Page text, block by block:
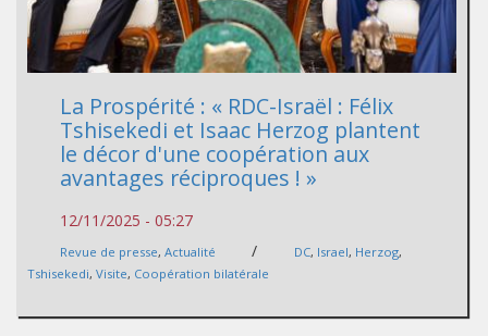
La Prospérité : « RDC-Israël : Félix
Tshisekedi et Isaac Herzog plantent
le décor d'une coopération aux
avantages réciproques ! »
12/11/2025 - 05:27
Revue de presse, Actualité / DC, Israel, Herzog,
Tshisekedi, Visite, Coopération bilatérale